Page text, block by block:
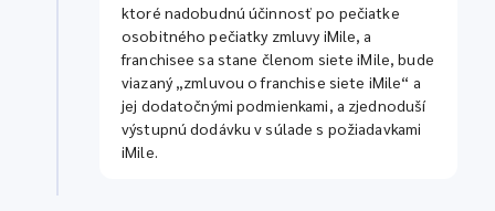
ktoré nadobudnú účinnosť po pečiatke
osobitného pečiatky zmluvy iMile, a
franchisee sa stane členom siete iMile, bude
viazaný „zmluvou o franchise siete iMile“ a
jej dodatočnými podmienkami, a zjednoduší
výstupnú dodávku v súlade s požiadavkami
iMile.